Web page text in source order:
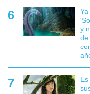
Ya
y
de
Es